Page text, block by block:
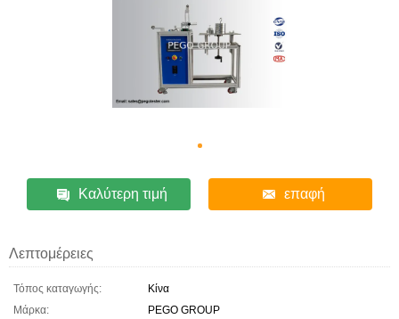
Καλύτερη τιμή επαφή
Λεπτομέρειες
Τόπος καταγωγής:
Κίνα
Μάρκα:
PEGO GROUP